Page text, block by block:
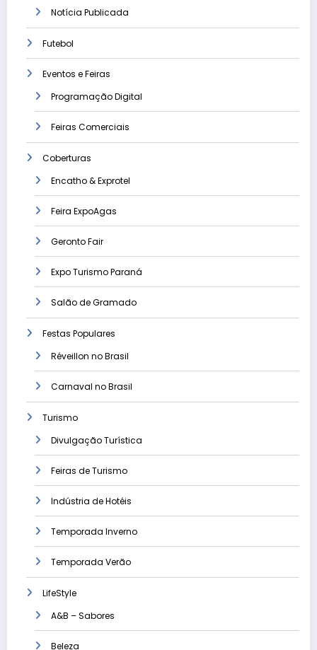
Notícia Publicada
Futebol
Eventos e Feiras
Programação Digital
Feiras Comerciais
Coberturas
Encatho & Exprotel
Feira ExpoAgas
Geronto Fair
Expo Turismo Paraná
Salão de Gramado
Festas Populares
Réveillon no Brasil
Carnaval no Brasil
Turismo
Divulgação Turística
Feiras de Turismo
Indústria de Hotéis
Temporada Inverno
Temporada Verão
LifeStyle
A&B – Sabores
Beleza